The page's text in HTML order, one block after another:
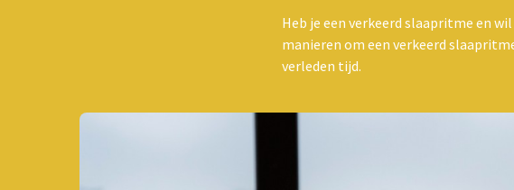
Heb je een verkeerd slaapritme en
manieren om een verkeerd
verleden tijd.